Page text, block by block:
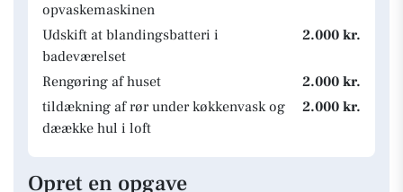
opvaskemaskinen
Udskift at blandingsbatteri i
badeværelset
2.000 kr.
Rengøring af huset
2.000 kr.
tildækning af rør under køkkenvask og
dæække hul i loft
2.000 kr.
Opret en opgave